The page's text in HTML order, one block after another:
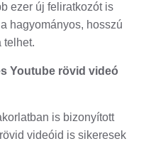
ezer új feliratkozót is
hagyományos, hosszú
telhet.
Youtube rövid videó
is bizonyított
videóid is sikeresek